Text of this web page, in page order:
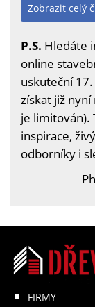
Zobrazit celý
P.S. Hledáte
online
uskuteční
získat již nyní
je limitován).
inspirace,
odborníky i
FIRMY